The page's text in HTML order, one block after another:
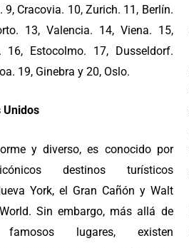
9, Cracovia. 10, Zurich. 11, Berlín.
13, Valencia. 14, Viena. 15,
16, Estocolmo. 17, Dusseldorf.
19, Ginebra y 20, Oslo.
Unidos
y diverso, es conocido por
destinos turísticos
York, el Gran Cañón y Walt
Sin embargo, más allá de
lugares, existen